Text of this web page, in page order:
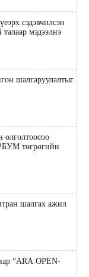
сэдэвчилсэн
мэдээлнэ
шалгаруулалтыг
төгрөгийн
шалгах ажил
“ARA OPEN-